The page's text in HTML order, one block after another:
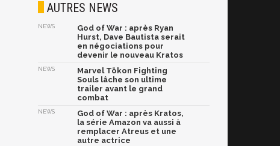
AUTRES NEWS
NEWS
God of War : après Ryan
Hurst, Dave Bautista serait
en négociations pour
devenir le nouveau Kratos
NEWS
Marvel Tōkon Fighting
Souls lâche son ultime
trailer avant le grand
combat
NEWS
God of War : après Kratos,
la série Amazon va aussi à
remplacer Atreus et une
autre actrice